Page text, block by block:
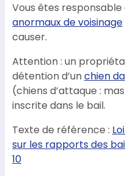
Vous êtes
anormaux de voisinage
causer.
Attention : un
détention d’unchien
(chiens d’attaque :
inscrite dans le bail.
Texte de référence :
sur les rapports des
10